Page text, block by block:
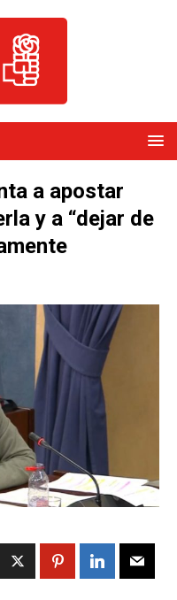
a apostar
y a “dejar de